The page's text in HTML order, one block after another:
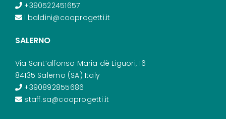
+390522451657
l.baldini@cooprogetti.it
SALERNO
Via Sant’alfonso Maria dè Liguori, 16
84135 Salerno (SA) Italy
+390892855686
staff.sa@cooprogetti.it